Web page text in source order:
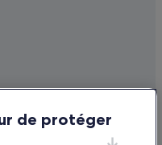
de protéger